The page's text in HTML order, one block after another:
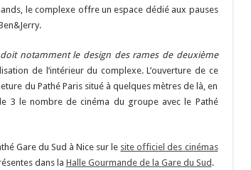
le complexe offre un espace dédié aux pauses
notamment le design des rames de deuxième
de l’intérieur du complexe. L’ouverture de ce
du Pathé Paris situé à quelques mètres de là, en
3 le nombre de cinéma du groupe avec le Pathé
Gare du Sud à Nice sur le site officiel des cinémas
dans la Halle Gourmande de la Gare du Sud .